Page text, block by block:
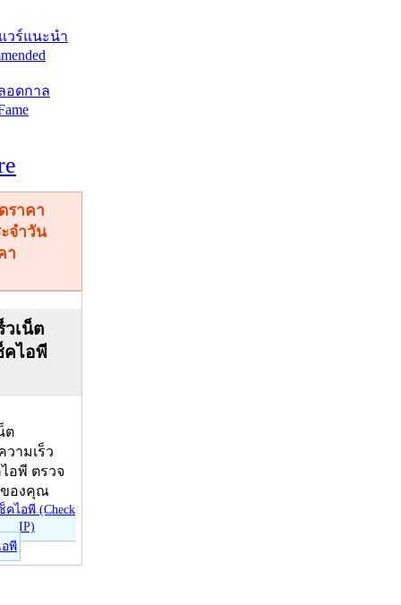
วร์แนะนำ
อดกาล
า
วเน็ต
คไอพี
ต
วามเร็ว
อพี ตรวจ
ของคุณ
อพี